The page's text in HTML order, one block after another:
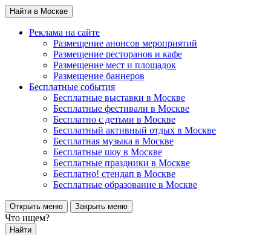
Найти в Москве
Реклама на сайте
Размещение анонсов мероприятий
Размещение ресторанов и кафе
Размещение мест и площадок
Размещение баннеров
Бесплатные события
Бесплатные выставки в Москве
Бесплатные фестивали в Москве
Бесплатно с детьми в Москве
Бесплатный активный отдых в Москве
Бесплатная музыка в Москве
Бесплатные шоу в Москве
Бесплатные праздники в Москве
Бесплатно! стендап в Москве
Бесплатные образование в Москве
Открыть меню Закрыть меню
Что ищем?
Найти